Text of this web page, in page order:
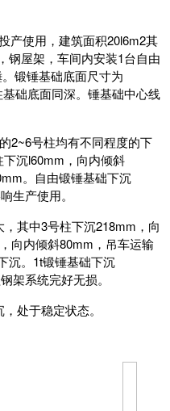
产使用，建筑面积20l6m2其
钢屋架，车间内安装1台自由
锻锤基础底面尺寸为
础底面同深。锤基础中心线
2~6号柱均有不同程度的下
沉l60mm，向内倾斜
。自由锻锤基础下沉
生产使用。
其中3号柱下沉218mm，向
向内倾斜80mm，吊车运输
沉。1t锻锤基础下沉
架系统完好无损。
处于稳定状态。